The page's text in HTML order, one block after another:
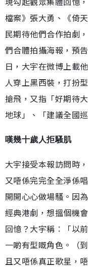
檔案》張大勇、《倚
民期待他們合作拍劇
們合體拍攝海報，預
日，大宇在微博上載
人穿上黑西裝，打扮
搶飛，又指「好期待
地球」、「建議全國
嘆幾十歲人拒騷肌
大宇接受本報訪問時
又唔係完完全全淨係
開開心心做場騷。因
經典港劇，想搵個機
回憶？大宇稱︰「以
一啲有型嘅角色。（
且又唔係真正歌星，